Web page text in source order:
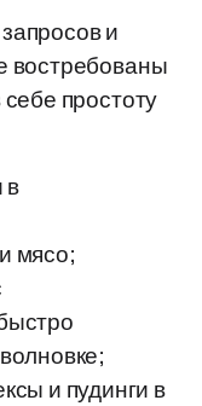
и
востребованы
простоту
в
мясо;
и пудинги в